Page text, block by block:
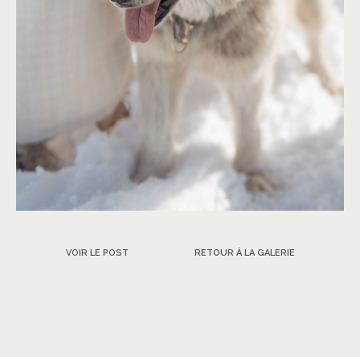
VOIR LE POST RETOUR À LA GALERIE